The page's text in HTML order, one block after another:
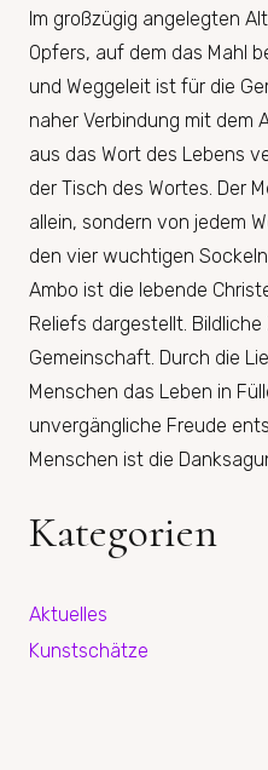
Im großzügig angelegten
Opfers, auf dem das Mahl
und Weggeleit ist für die
naher Verbindung mit dem
aus das Wort des Lebens
der Tisch des Wortes. Der
allein, sondern von jedem
den vier wuchtigen
Ambo ist die lebende
Reliefs dargestellt.
Gemeinschaft. Durch die
Menschen das Leben in
unvergängliche Freude
Menschen ist die
Kategorien
Aktuelles
Kunstschätze